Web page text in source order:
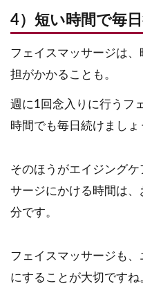
4）短い時間で毎
フェイスマッサージは
担がかかることも。
週に1回念入りに行うフ
時間でも毎日続けましょ
そのほうがエイジング
サージにかける時間は
分です。
フェイスマッサージも
にすることが大切ですね